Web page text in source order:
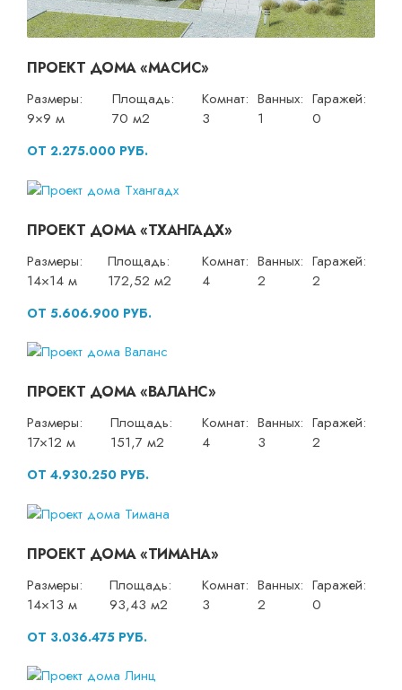
ПРОЕКТ ДОМА «МАСИС»
Размеры:
9×9 м
Площадь:
70 м2
Комнат:
3
Ванных:
1
Гаражей:
0
ОТ 2.275.000 РУБ.
ПРОЕКТ ДОМА «ТХАНГАДХ»
Размеры:
14×14 м
Площадь:
172,52 м2
Комнат:
4
Ванных:
2
Гаражей:
2
ОТ 5.606.900 РУБ.
ПРОЕКТ ДОМА «ВАЛАНС»
Размеры:
17×12 м
Площадь:
151,7 м2
Комнат:
4
Ванных:
3
Гаражей:
2
ОТ 4.930.250 РУБ.
ПРОЕКТ ДОМА «ТИМАНА»
Размеры:
14×13 м
Площадь:
93,43 м2
Комнат:
3
Ванных:
2
Гаражей:
0
ОТ 3.036.475 РУБ.